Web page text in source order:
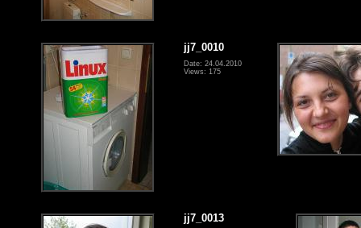
jj7_0010
Date: 24.04.2010
Views: 175
jj7_0013